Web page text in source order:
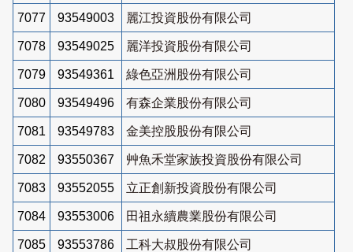
7077 93549003 麗江投資股份有限公司
7078 93549025 麗洋投資股份有限公司
7079 93549361 綠色亞洲股份有限公司
7080 93549496 有森企業股份有限公司
7081 93549783 金美控股股份有限公司
7082 93550367 艸魚禾堂家族投資股份有限公司
7083 93552055 立正創新投資股份有限公司
7084 93553006 田祖永續農業股份有限公司
7085 93553786 工科大叔股份有限公司